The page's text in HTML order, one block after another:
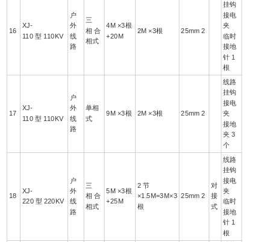
16
XJ-
110 型 110KV
户
外
线
路
三
相 合
相式
4M ×3根
+20M
2M ×3根 25mm 2
挂钩
接电
夹
临时
接地
针 1
根
17
XJ-
110 型 110KV
户
外
线
路
单相
式
9M ×3根 2M ×3根 25mm 2
线路
挂钩
接电
夹
接地
夹 3
个
18
XJ-
220 型 220KV
户
外
线
路
三
相 合
相式
5M ×3根
+25M
2 节
×1.5M=3M×3
根
25mm 2
对
接
式
线路
挂钩
接电
夹
临时
接地
针 1
根